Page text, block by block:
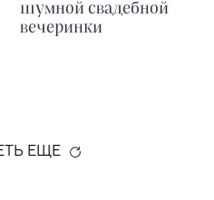
шумной свадебной
вечеринки
ЕЩЕ